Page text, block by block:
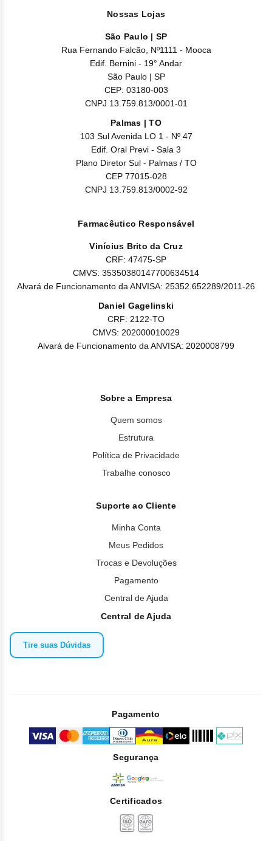
Nossas Lojas
São Paulo | SP
Rua Fernando Falcão, Nº1111 - Mooca
Edif. Bernini - 19° Andar
São Paulo | SP
CEP: 03180-003
CNPJ 13.759.813/0001-01
Palmas | TO
103 Sul Avenida LO 1 - Nº 47
Edif. Oral Previ - Sala 3
Plano Diretor Sul - Palmas / TO
CEP 77015-028
CNPJ 13.759.813/0002-92
Farmacêutico Responsável
Vinícius Brito da Cruz
CRF: 47475-SP
CMVS: 35350380147700634514
Alvará de Funcionamento da ANVISA: 25352.652289/2011-26
Daniel Gagelinski
CRF: 2122-TO
CMVS: 202000010029
Alvará de Funcionamento da ANVISA: 2020008799
Sobre a Empresa
Quem somos
Estrutura
Política de Privacidade
Trabalhe conosco
Suporte ao Cliente
Minha Conta
Meus Pedidos
Trocas e Devoluções
Pagamento
Central de Ajuda
Central de Ajuda
Tire suas Dúvidas
Pagamento
Segurança
Certificados